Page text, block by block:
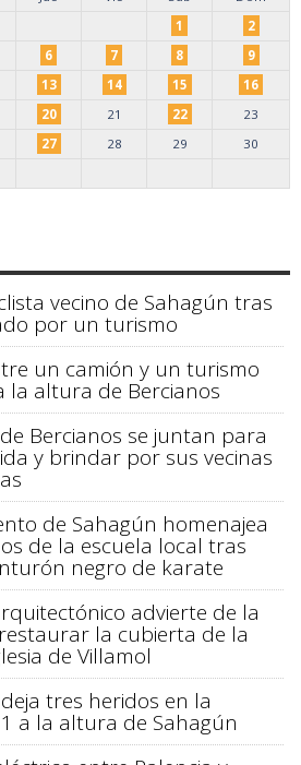
1
2
6 7 8
9
13 14 15
16
20 21 22
23
27 28 29
30
vecino de Sahagún tras
por un turismo
un camión y un turismo
la altura de Bercianos
Bercianos se juntan para
y brindar por sus vecinas
de Sahagún homenajea
de la escuela local tras
negro de karate
advierte de la
la cubierta de la
de Villamol
tres heridos en la
a la altura de Sahagún